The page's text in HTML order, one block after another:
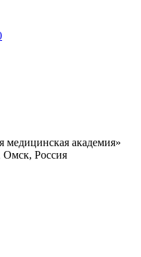
академия»
Омск, Россия